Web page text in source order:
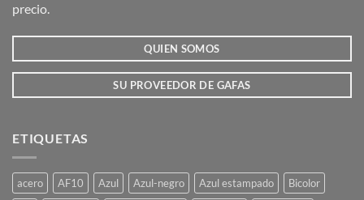
precio.
QUIEN SOMOS
SU PROVEEDOR DE GAFAS
ETIQUETAS
acero AF10 Azul Azul-negro Azul estampado
Bicolor